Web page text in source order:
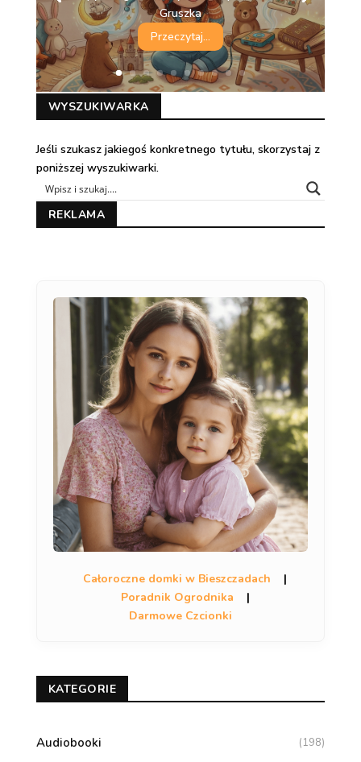
Gruszka
Przeczytaj...
WYSZUKIWARKA
Jeśli szukasz jakiegoś konkretnego tytułu, skorzystaj z
poniższej wyszukiwarki.
REKLAMA
Całoroczne domki w Bieszczadach
|
Poradnik Ogrodnika
|
Darmowe Czcionki
KATEGORIE
Audiobooki (198)